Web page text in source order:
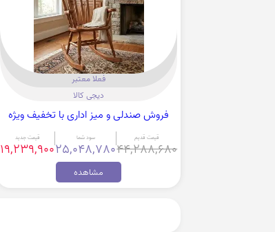
فعلا معتبر
دیجی کالا
فروش صندلی و میز اداری با تخفیف ویژه
قیمت قدیم
44,288,680
سود شما
25,048,780
قیمت جدید
19,239,900
مشاهده